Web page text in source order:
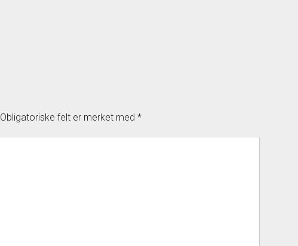
Obligatoriske felt er merket med *